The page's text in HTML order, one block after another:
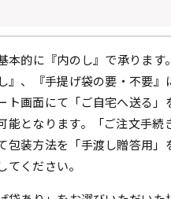
的に『内のし』で承ります。
』、『手提げ袋の要・不要』
ト画面にて「ご自宅へ送る」
能となります。「ご注文手続
包装方法を「手渡し贈答用」
てください。